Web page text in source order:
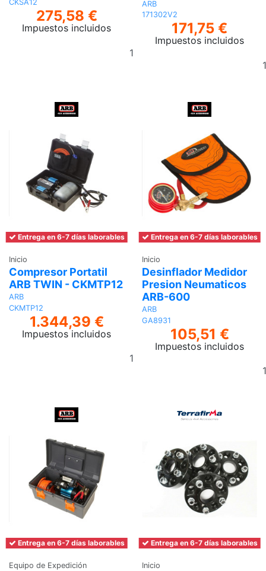
CKSA12
275,58 €
Impuestos incluidos
Añadir
ARB
171302V2
171,75 €
Impuestos incluidos
Entrega en 6-7 días laborables
Inicio
Compresor Portatil
ARB TWIN - CKMTP12
ARB
CKMTP12
1.344,39 €
Impuestos incluidos
Añadir
Entrega en 6-7 días laborables
Inicio
Desinflador Medidor
Presion Neumaticos
ARB-600
ARB
GA8931
105,51 €
Impuestos incluidos
Entrega en 6-7 días laborables
Equipo de Expedición
Entrega en 6-7 días laborables
Inicio